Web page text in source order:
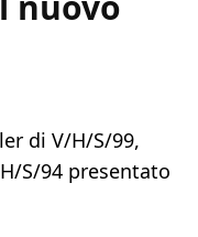
di V/H/S/99,
S/94 presentato